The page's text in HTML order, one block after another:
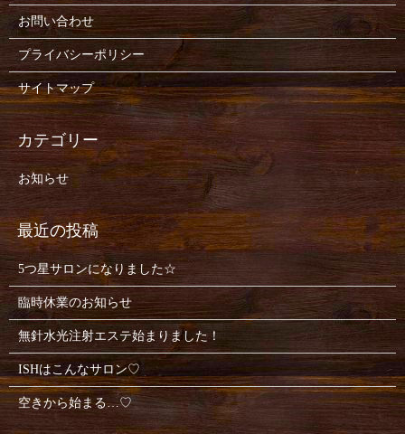
お問い合わせ
プライバシーポリシー
サイトマップ
お知らせ
5つ星サロンになりました☆
臨時休業のお知らせ
無針水光注射エステ始まりました！
ISHはこんなサロン♡
空きから始まる…♡